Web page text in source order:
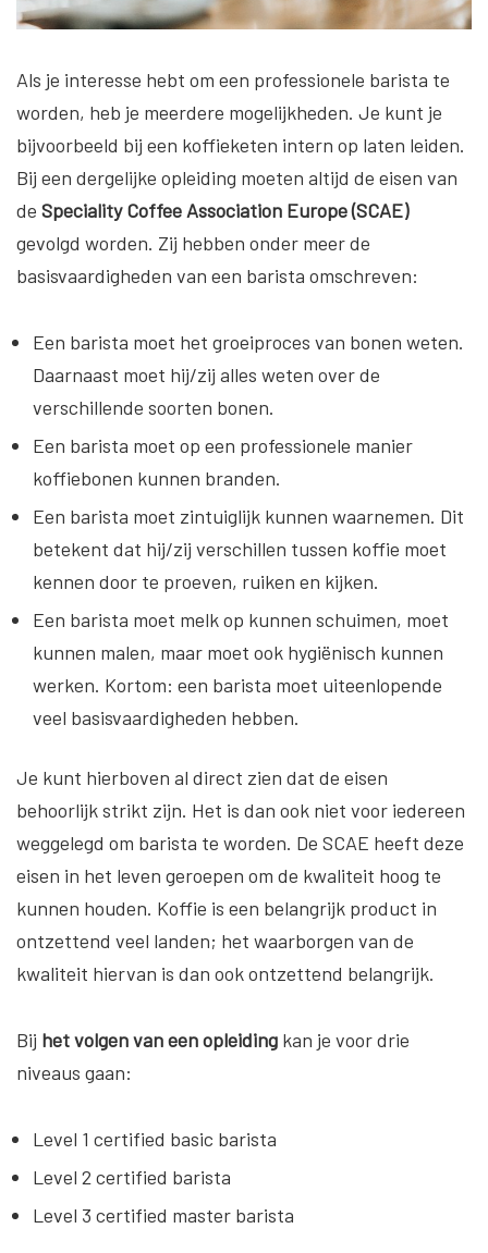
Als je interesse hebt om een professionele barista te
worden, heb je meerdere mogelijkheden. Je kunt je
bijvoorbeeld bij een koffieketen intern op laten leiden.
Bij een dergelijke opleiding moeten altijd de eisen van
de Speciality Coffee Association Europe (SCAE)
gevolgd worden. Zij hebben onder meer de
basisvaardigheden van een barista omschreven:
Een barista moet het groeiproces van bonen weten.
Daarnaast moet hij/zij alles weten over de
verschillende soorten bonen.
Een barista moet op een professionele manier
koffiebonen kunnen branden.
Een barista moet zintuiglijk kunnen waarnemen. Dit
betekent dat hij/zij verschillen tussen koffie moet
kennen door te proeven, ruiken en kijken.
Een barista moet melk op kunnen schuimen, moet
kunnen malen, maar moet ook hygiënisch kunnen
werken. Kortom: een barista moet uiteenlopende
veel basisvaardigheden hebben.
Je kunt hierboven al direct zien dat de eisen
behoorlijk strikt zijn. Het is dan ook niet voor iedereen
weggelegd om barista te worden. De SCAE heeft deze
eisen in het leven geroepen om de kwaliteit hoog te
kunnen houden. Koffie is een belangrijk product in
ontzettend veel landen; het waarborgen van de
kwaliteit hiervan is dan ook ontzettend belangrijk.
Bij het volgen van een opleiding kan je voor drie
niveaus gaan:
Level 1 certified basic barista
Level 2 certified barista
Level 3 certified master barista